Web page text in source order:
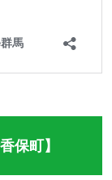
保町】